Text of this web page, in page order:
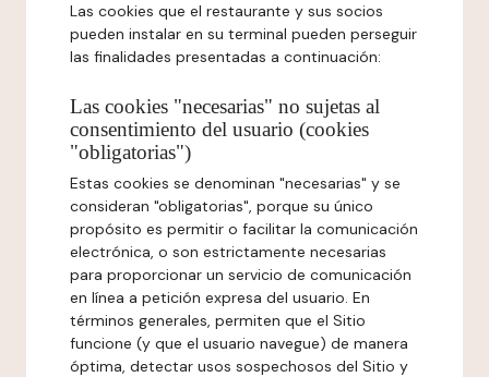
Las cookies que el restaurante y sus socios
pueden instalar en su terminal pueden perseguir
las finalidades presentadas a continuación:
Las cookies "necesarias" no sujetas al
consentimiento del usuario (cookies
"obligatorias")
Estas cookies se denominan "necesarias" y se
consideran "obligatorias", porque su único
propósito es permitir o facilitar la comunicación
electrónica, o son estrictamente necesarias
para proporcionar un servicio de comunicación
en línea a petición expresa del usuario. En
términos generales, permiten que el Sitio
funcione (y que el usuario navegue) de manera
óptima, detectar usos sospechosos del Sitio y